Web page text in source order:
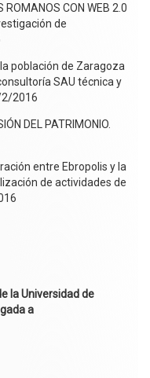
ROMANOS CON WEB 2.0
de
población de Zaragoza
SAU técnica y
2016
DEL PATRIMONIO.
entre Ebropolis y la
de actividades de
la Universidad de
a